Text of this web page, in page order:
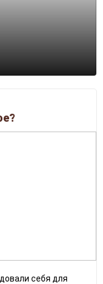
себя для